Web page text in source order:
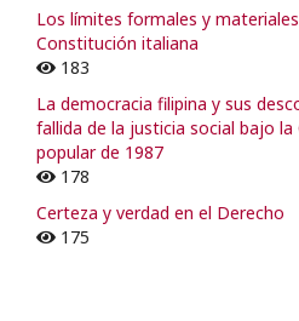
Los límites formales y
Constitución italiana
183
La democracia filipina y sus
fallida de la justicia social bajo
popular de 1987
178
Certeza y verdad en el Derecho
175